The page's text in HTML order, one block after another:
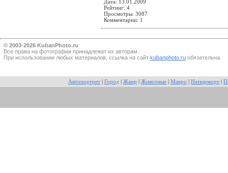
Дата: 13.01.2009
Рейтинг: 4
Просмотры: 3087
Комментарии: 1
© 2003-2026 KubanPhoto.ru
Все прaва на фотографии принадлежат их авторам.
При использовании любых материалов, ссылка на сайт kubanphoto.ru обязательна.
Автопортрет Город Жанр Животные Макро Натюрморт